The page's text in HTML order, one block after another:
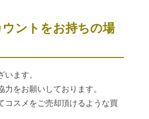
ントをお持ちの場
ます。
をお願いしております。
コスメをご売却頂けるような買